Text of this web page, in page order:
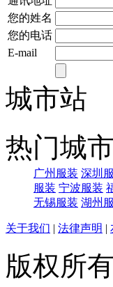
您的姓名
您的电话
E-mail
城市站
热门城市
广州服装 深圳
服装 宁波服装
无锡服装 湖州
关于我们 | 法律声明 |
版权所